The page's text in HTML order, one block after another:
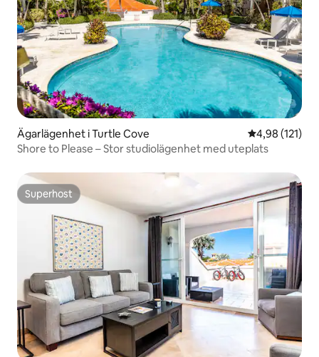
Ägarlägenhet i Turtle Cove 4,98 av 5 i
4,98 (121)
Shore to Please – Stor studiolägenhet med uteplats
Superhost
Superhost